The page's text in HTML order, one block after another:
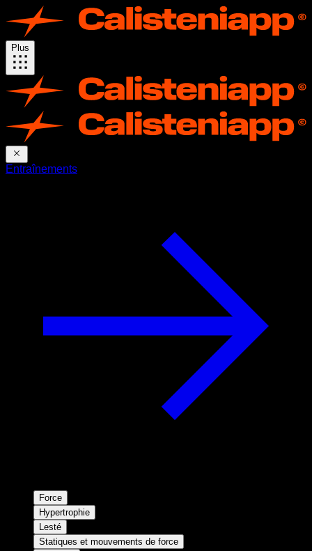
Plus
Entraînements
Force
Hypertrophie
Lesté
Statiques et mouvements de force